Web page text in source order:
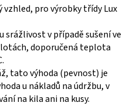
vzhled, pro výrobky třídy Lux
srážlivost v případě sušení ve
doporučená teplota
tato výhoda (pevnost) je
u nákladů na údržbu, v
na kila ani na kusy.